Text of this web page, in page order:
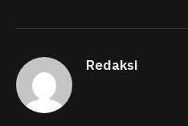
Redaksi